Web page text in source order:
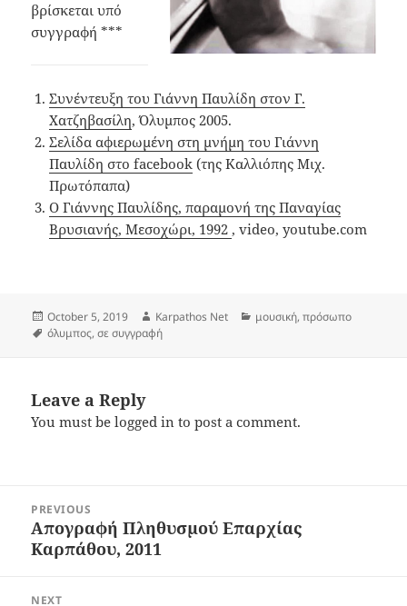
βρίσκεται υπό
συγγραφή ***
Συνέντευξη του Γιάννη Παυλίδη στον Γ.
Χατζηβασίλη, Όλυμπος 2005.
Σελίδα αφιερωμένη στη μνήμη του Γιάννη
Παυλίδη στο facebook (της Καλλιόπης Μιχ.
Πρωτόπαπα)
Ο Γιάννης Παυλίδης, παραμονή της Παναγίας
Βρυσιανής, Μεσοχώρι, 1992 , video, youtube.com
Posted
on
October 5, 2019 Author
Karpathos Net Categories
μουσική,πρόσωπο
Tags
όλυμπος,σε συγγραφή
Leave a Reply
You must belogged in to post a comment.
navigation
PREVIOUS
Previous
post:
Απογραφή Πληθυσμού Επαρχίας
Καρπάθου, 2011
NEXT